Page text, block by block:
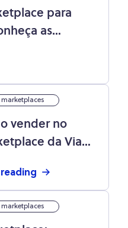
para
as
vender no
da Via